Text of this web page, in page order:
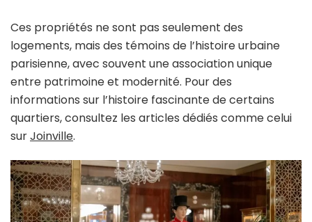
Ces propriétés ne sont pas seulement des
logements, mais des témoins de l’histoire urbaine
parisienne, avec souvent une association unique
entre patrimoine et modernité. Pour des
informations sur l’histoire fascinante de certains
quartiers, consultez les articles dédiés comme celui
surJoinville.